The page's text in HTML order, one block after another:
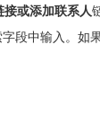
接或添加联系人
段中输入。